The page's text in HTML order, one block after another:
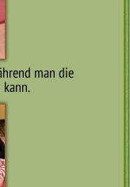
man die